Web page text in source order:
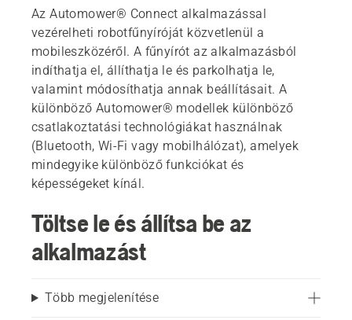
Az Automower® Connect alkalmazással
vezérelheti robotfűnyíróját közvetlenül a
mobileszközéről. A fűnyírót az alkalmazásból
indíthatja el, állíthatja le és parkolhatja le,
valamint módosíthatja annak beállításait. A
különböző Automower® modellek különböző
csatlakoztatási technológiákat használnak
(Bluetooth, Wi-Fi vagy mobilhálózat), amelyek
mindegyike különböző funkciókat és
képességeket kínál.
Töltse le és állítsa be az
alkalmazást
Több megjelenítése